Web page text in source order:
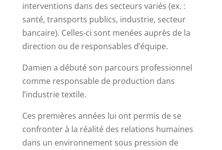
interventions dans des secteurs variés (ex. :
santé, transports publics, industrie, secteur
bancaire). Celles-ci sont menées auprès de la
direction ou de responsables d’équipe.
Damien a débuté son parcours professionnel
comme responsable de production dans
l’industrie textile.
Ces premières années lui ont permis de se
confronter à la réalité des relations humaines
dans un environnement sous pression de